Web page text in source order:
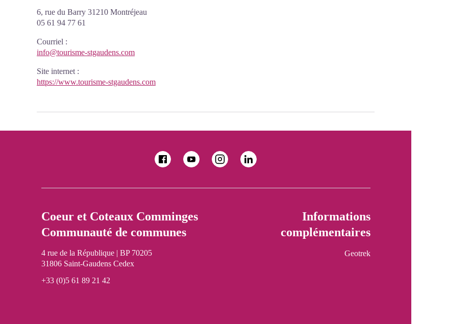
6, rue du Barry 31210 Montréjeau
05 61 94 77 61
Courriel :
info@tourisme-stgaudens.com
Site internet :
https://www.tourisme-stgaudens.com
Coeur et Coteaux Comminges
Communauté de communes
4 rue de la République | BP 70205
31806 Saint-Gaudens Cedex
+33 (0)5 61 89 21 42
Informations
complémentaires
Geotrek